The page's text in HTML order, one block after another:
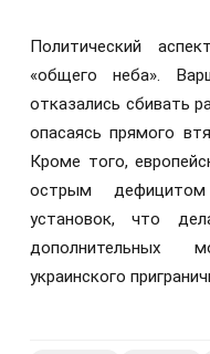
Политический
«общего неба».
отказались сбивать
опасаясь прямого
Кроме того,
острым
установок, что
дополнительных
украинского